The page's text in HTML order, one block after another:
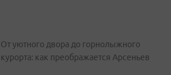
От уютного двора до горнолыжного
курорта: как преображается Арсеньев